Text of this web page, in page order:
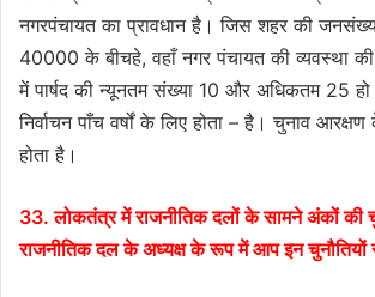
नगरपंचायत का प्रावधान है। जिस शहर की
40000 के बीचहे, वहाँ नगर पंचायत की व्यवस्था
में पार्षद की न्यूनतम संख्या 10 और अधिकतम 25
निर्वाचन पाँच वर्षों के लिए होता – है। चुनाव
होता है।
33. लोकतंत्र में राजनीतिक दलों के सामने अंकों की
राजनीतिक दल के अध्यक्ष के रूप में आप इन